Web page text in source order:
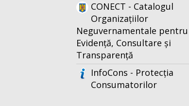
CONECT - Catalogul
Organizațiilor
Neguvernamentale pentru
Evidență, Consultare și
Transparență
InfoCons - Protecția
Consumatorilor